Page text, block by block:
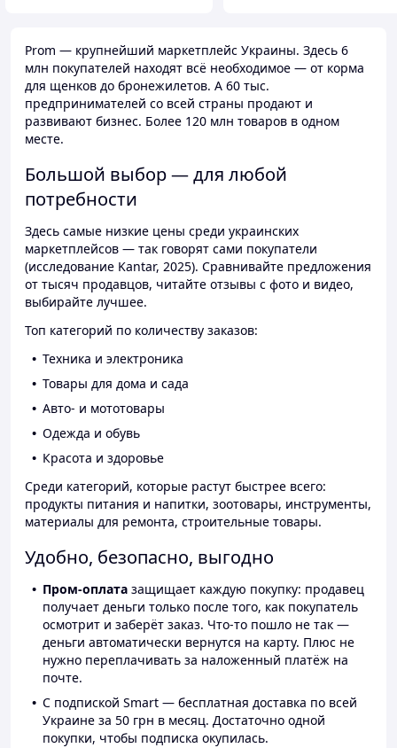
Prom — крупнейший маркетплейс Украины. Здесь 6
млн покупателей находят всё необходимое — от корма
для щенков до бронежилетов. А 60 тыс.
предпринимателей со всей страны продают и
развивают бизнес. Более 120 млн товаров в одном
месте.
Большой выбор — для любой
потребности
Здесь самые низкие цены среди украинских
маркетплейсов — так говорят сами покупатели
(исследование Kantar, 2025). Сравнивайте предложения
от тысяч продавцов, читайте отзывы с фото и видео,
выбирайте лучшее.
Топ категорий по количеству заказов:
Техника и электроника
Товары для дома и сада
Авто- и мототовары
Одежда и обувь
Красота и здоровье
Среди категорий, которые растут быстрее всего:
продукты питания и напитки, зоотовары, инструменты,
материалы для ремонта, строительные товары.
Удобно, безопасно, выгодно
Пром-оплата защищает каждую покупку: продавец
получает деньги только после того, как покупатель
осмотрит и заберёт заказ. Что-то пошло не так —
деньги автоматически вернутся на карту. Плюс не
нужно переплачивать за наложенный платёж на
почте.
С подпиской Smart — бесплатная доставка по всей
Украине за 50 грн в месяц. Достаточно одной
покупки, чтобы подписка окупилась.